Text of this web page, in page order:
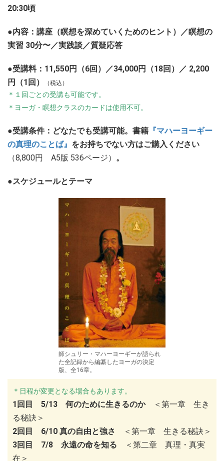
20:30頃
●内容：講座（瞑想を深めていくためのヒント）／瞑想の
実習 30分〜／実践談／質疑応答
●受講料：11,550円（6回）／34,000円（18回）／ 2,200
円（1回）
（税込）
＊１回ごとの受講も可能です。
＊ヨーガ・瞑想クラスのカードは使用不可。
●受講条件：どなたでも受講可能。書籍 『マハーヨーギー
の真理のことば』 をお持ちでない方はご購入ください
（8,800円 A5版 536ページ） 。
●スケジュールとテーマ
師シュリー・マハーヨーギーが語られ
た全記録から編纂したヨーガの決定
版、全16章。
＊日程が変更となる場合もあります。
1回目 5/13 何のために生きるのか
＜第一章 生き
る秘訣＞
2回目 6/10 真の自由と強さ
＜第一章 生きる秘訣＞
3回目 7/8 永遠の命を知る
＜第二章 真理・真実
在＞